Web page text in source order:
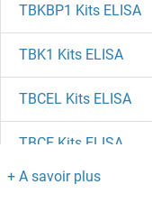
TBKBP1 Kits ELISA
TBK1 Kits ELISA
TBCEL Kits ELISA
TBCE Kits ELISA
TBC1D13 Kits ELISA